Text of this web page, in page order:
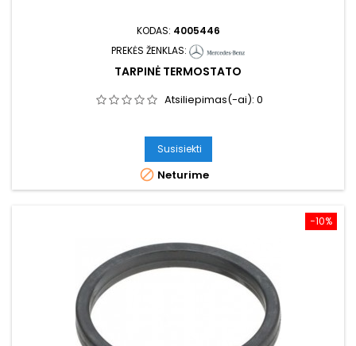
KODAS: 4005446
PREKĖS ŽENKLAS:
TARPINĖ TERMOSTATO
Atsiliepimas(-ai): 0
Susisiekti
 Neturime
−10%